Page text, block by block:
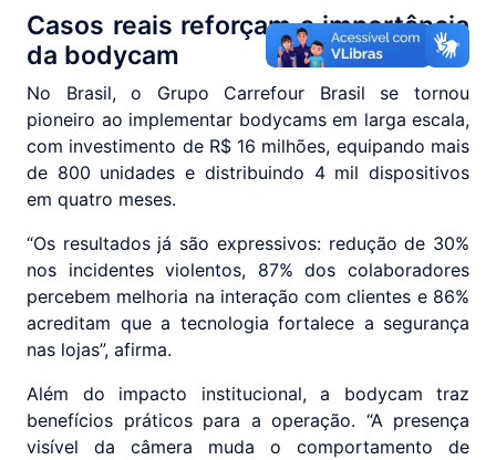
Casos reais reforçam a importância
da bodycam
No Brasil, o Grupo Carrefour Brasil se tornou
pioneiro ao implementar bodycams em larga escala,
com investimento de R$ 16 milhões, equipando mais
de 800 unidades e distribuindo 4 mil dispositivos
em quatro meses.
“Os resultados já são expressivos: redução de 30%
nos incidentes violentos, 87% dos colaboradores
percebem melhoria na interação com clientes e 86%
acreditam que a tecnologia fortalece a segurança
nas lojas”, afirma.
Além do impacto institucional, a bodycam traz
benefícios práticos para a operação. “A presença
visível da câmera muda o comportamento de